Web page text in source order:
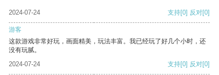
2024-07-24 支持[0] 反对[0]
游客
这款游戏非常好玩，画面精美，玩法丰富。我已经玩了好几个小时，还
没有玩腻。
2024-07-24
支持[0] 反对[0]